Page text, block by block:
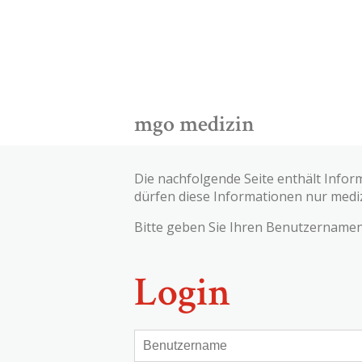
mgo medizin
Die nachfolgende Seite enthält
dürfen diese Informationen nur
Bitte geben Sie Ihren
Login